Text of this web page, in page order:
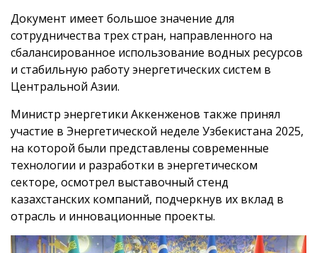
Документ имеет большое значение для
сотрудничества трех стран, направленного на
сбалансированное использование водных ресурсов
и стабильную работу энергетических систем в
Центральной Азии.
Министр энергетики Аккенженов также принял
участие в Энергетической неделе Узбекистана 2025,
на которой были представлены современные
технологии и разработки в энергетическом
секторе, осмотрел выставочный стенд
казахстанских компаний, подчеркнув их вклад в
отрасль и инновационные проекты.